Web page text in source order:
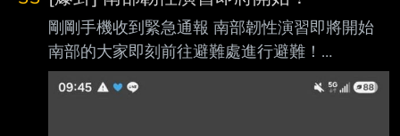
剛剛手機收到緊急通報 南部韌性演習即將開始
南部的大家即刻前往避難處進行避難！
https://i.mopix.cc/lJz9TG.jpg
https://i.mopix.cc/BFjSBJ.jpg --